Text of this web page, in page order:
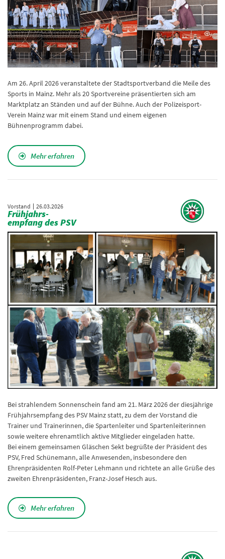
Am 26. April 2026 veranstaltete der Stadtsportverband die Meile des
Sports in Mainz. Mehr als 20 Sportvereine präsentierten sich am
Marktplatz an Ständen und auf der Bühne. Auch der Polizeisport-
Verein Mainz war mit einem Stand und einem eigenen
Bühnenprogramm dabei.
Mehr erfahren
Vorstand 26.03.2026
Frühjahrs-
empfang des PSV
Bei strahlendem Sonnenschein fand am 21. März 2026 der diesjährige
Frühjahrsempfang des PSV Mainz statt, zu dem der Vorstand die
Trainer und Trainerinnen, die Spartenleiter und Spartenleiterinnen
sowie weitere ehrenamtlich aktive Mitglieder eingeladen hatte.
Bei einem gemeinsamen Gläschen Sekt begrüßte der Präsident des
PSV, Fred Schünemann, alle Anwesenden, insbesondere den
Ehrenpräsidenten Rolf-Peter Lehmann und richtete an alle Grüße des
zweiten Ehrenpräsidenten, Franz-Josef Hesch aus.
Mehr erfahren